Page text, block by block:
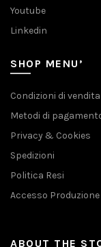
Youtube
Linkedin
SHOP MENU’
Condizioni di vendita
Metodi di
Privacy & Cookies
Spedizioni
Politica Resi
Accesso Produzione
ABOUT THE